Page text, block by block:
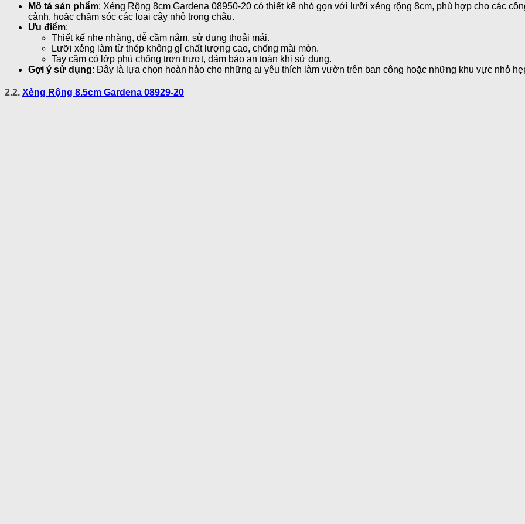
Mô tả sản phẩm: Xẻng Rộng 8cm Gardena 08950-20 có thiết kế nhỏ gọn với lưỡi xẻng rộng 8cm, phù hợp cho các
cảnh, hoặc chăm sóc các loại cây nhỏ trong chậu.
Ưu điểm:
Thiết kế nhẹ nhàng, dễ cầm nắm, sử dụng thoải mái.
Lưỡi xẻng làm từ thép không gỉ chất lượng cao, chống mài mòn.
Tay cầm có lớp phủ chống trơn trượt, đảm bảo an toàn khi sử dụng.
Gợi ý sử dụng: Đây là lựa chọn hoàn hảo cho những ai yêu thích làm vườn trên ban công hoặc những khu vực nhỏ
2.2. Xẻng Rộng 8.5cm Gardena 08929-20